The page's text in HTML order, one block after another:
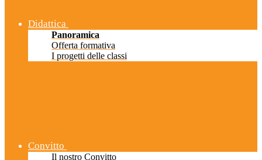
Didattica
Panoramica
Offerta formativa
I progetti delle classi
Convitto
Il nostro Convitto